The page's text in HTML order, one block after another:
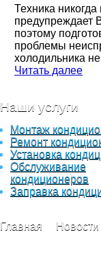
Техника никогда
предупреждает
поэтому
проблемы
холодильника
Читать далее
Наши услуги
Монтаж
Ремонт
Установка
Обслуживание
кондиционеров
Заправка
Главная Новости